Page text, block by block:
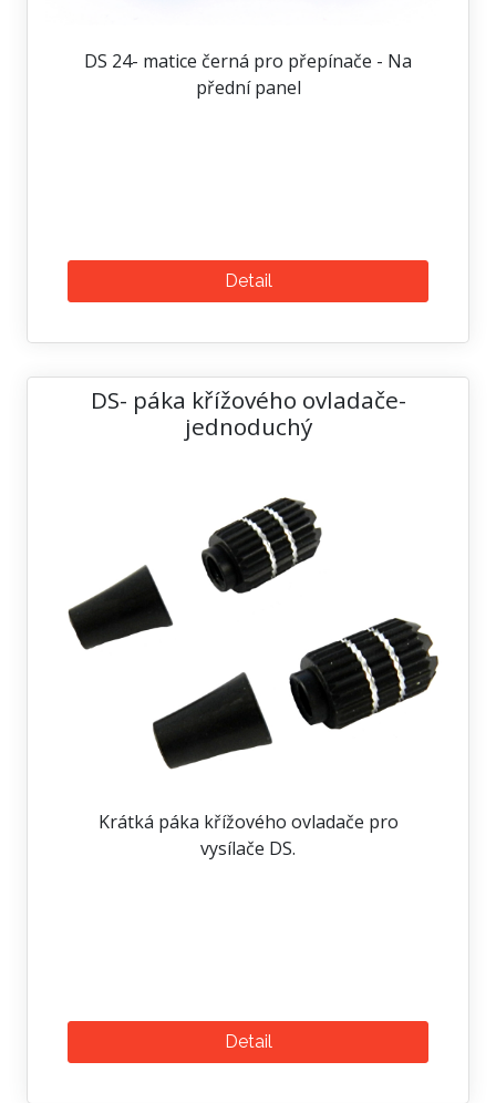
DS 24- matice černá pro přepínače - Na
přední panel
Detail
DS- páka křížového ovladače-
jednoduchý
Krátká páka křížového ovladače pro
vysílače DS.
Detail